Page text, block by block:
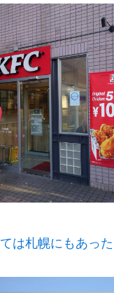
ては札幌にもあっ